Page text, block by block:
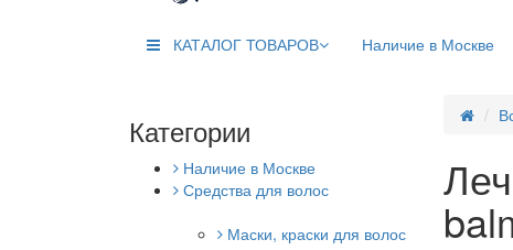
КАТАЛОГ ТОВАРОВ Наличие в Москве
Категории
Наличие в Москве
Средства для волос
Маски, краски для волос